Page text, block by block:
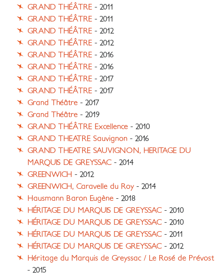
GRAND THÉÂTRE - 2011
GRAND THÉÂTRE - 2011
GRAND THÉÂTRE - 2012
GRAND THÉÂTRE - 2012
GRAND THÉÂTRE - 2016
GRAND THÉÂTRE - 2016
GRAND THÉÂTRE - 2017
GRAND THÉÂTRE - 2017
Grand Théâtre - 2017
Grand Théâtre - 2019
GRAND THÉÂTRE Excellence - 2010
GRAND THEATRE Sauvignon - 2016
GRAND THEATRE SAUVIGNON, HERITAGE DU
MARQUIS DE GREYSSAC - 2014
GREENWICH - 2012
GREENWICH, Caravelle du Roy - 2014
Hausmann Baron Eugène - 2018
HÉRITAGE DU MARQUIS DE GREYSSAC - 2010
HÉRITAGE DU MARQUIS DE GREYSSAC - 2010
HÉRITAGE DU MARQUIS DE GREYSSAC - 2011
HÉRITAGE DU MARQUIS DE GREYSSAC - 2012
Héritage du Marquis de Greyssac / Le Rosé de Prévost
- 2015